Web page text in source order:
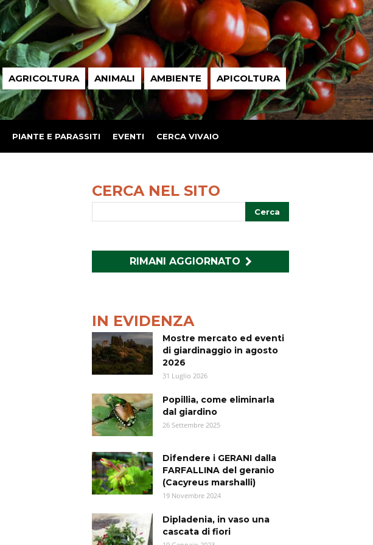
AGRICOLTURA ANIMALI AMBIENTE APICOLTURA
PIANTE E PARASSITI EVENTI CERCA VIVAIO
CERCA NEL SITO
RIMANI AGGIORNATO
IN EVIDENZA
Mostre mercato ed eventi
di giardinaggio in agosto
2026
31 Luglio 2026
Popillia, come eliminarla
dal giardino
26 Settembre 2025
Difendere i GERANI dalla
FARFALLINA del geranio
(Cacyreus marshalli)
19 Novembre 2024
Dipladenia, in vaso una
cascata di fiori